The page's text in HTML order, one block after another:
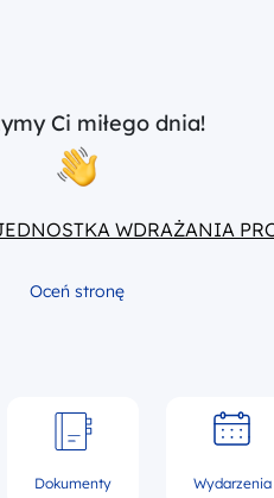
Ci miłego dnia!
WDRAŻANIA
Oceń stronę
Dokumenty Wydarzenia